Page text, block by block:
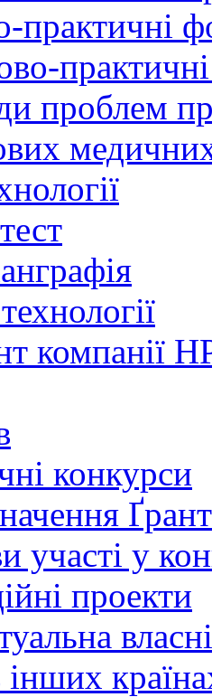
практичні
проблем
компанії
конкурси
участі у
проекти